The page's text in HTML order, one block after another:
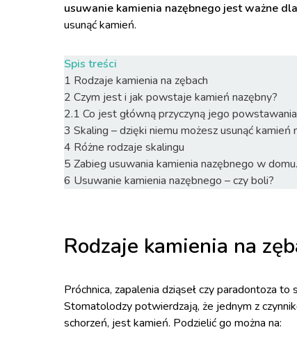
usuwanie kamienia nazębnego jest ważne
usunąć kamień.
Spis treści
1 Rodzaje kamienia na zębach
2 Czym jest i jak powstaje kamień nazębny?
2.1 Co jest główną przyczyną jego
3 Skaling – dzięki niemu możesz usunąć kamień
4 Różne rodzaje skalingu
5 Zabieg usuwania kamienia nazębnego w
6 Usuwanie kamienia nazębnego – czy boli?
Rodzaje kamienia na
Próchnica, zapalenia dziąseł czy paradontoza
Stomatolodzy potwierdzają, że jednym z
schorzeń, jest kamień. Podzielić go można na: